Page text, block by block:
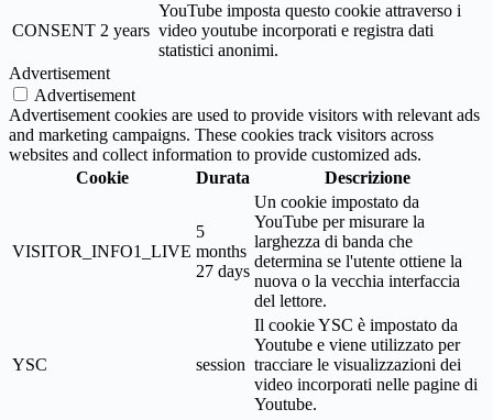
CONSENT 2 years
YouTube imposta questo cookie attraverso i
video youtube incorporati e registra dati
statistici anonimi.
Advertisement
Advertisement
Advertisement cookies are used to provide visitors with relevant ads
and marketing campaigns. These cookies track visitors across
websites and collect information to provide customized ads.
Cookie
Durata Descrizione
VISITOR_INFO1_LIVE
5
months
27 days
Un cookie impostato da
YouTube per misurare la
larghezza di banda che
determina se l'utente ottiene la
nuova o la vecchia interfaccia
del lettore.
YSC session
Il cookie YSC è impostato da
Youtube e viene utilizzato per
tracciare le visualizzazioni dei
video incorporati nelle pagine di
Youtube.